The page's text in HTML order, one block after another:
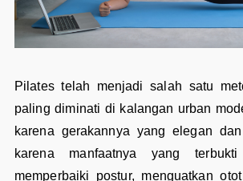
Pilates telah menjadi salah satu
paling diminati di kalangan urban
karena gerakannya yang elegan
karena manfaatnya yang
memperbaiki postur, menguatkan